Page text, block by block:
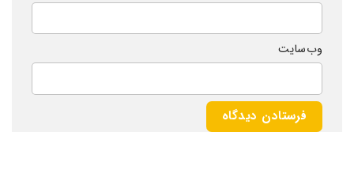
وب‌ سایت